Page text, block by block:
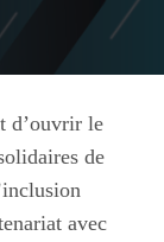
d’ouvrir le
de
avec